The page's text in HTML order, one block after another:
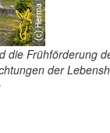
die Frühförderung
der